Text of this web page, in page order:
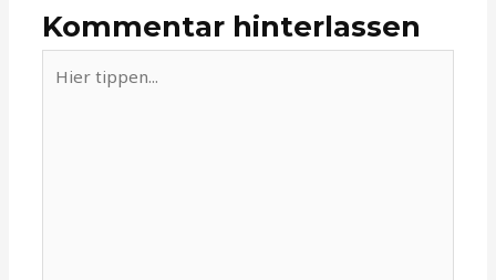
Kommentar hinterlassen
tippen...